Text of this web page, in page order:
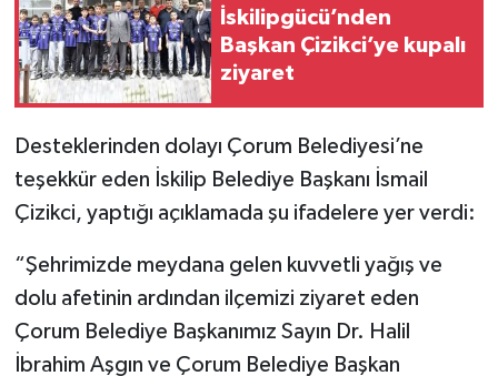
İskilipgücü’nden
Başkan Çizikci’ye kupalı
ziyaret
Desteklerinden dolayı Çorum Belediyesi’ne
teşekkür eden İskilip Belediye Başkanı İsmail
Çizikci, yaptığı açıklamada şu ifadelere yer verdi:
“Şehrimizde meydana gelen kuvvetli yağış ve
dolu afetinin ardından ilçemizi ziyaret eden
Çorum Belediye Başkanımız Sayın Dr. Halil
İbrahim Aşgın ve Çorum Belediye Başkan